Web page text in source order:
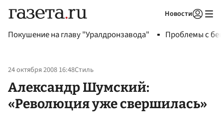
Новости
Покушение на главу "Уралдронзавода" Проблемы с
24 октября 2008 16:48Стиль
Александр Шумский:
«Революция уже свершилась»